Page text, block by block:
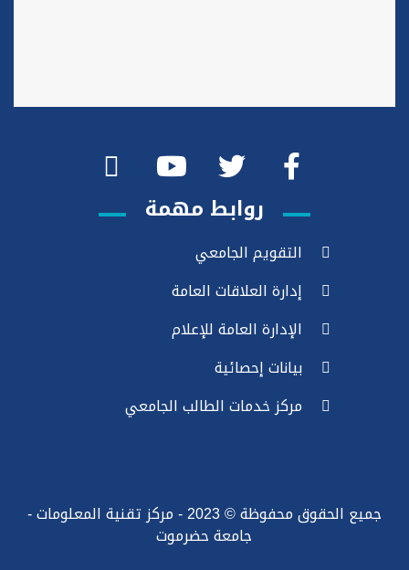
روابط مهمة
التقويم الجامعي
إدارة العلاقات العامة
الإدارة العامة للإعلام
بيانات إحصائية
مركز خدمات الطالب الجامعي
جميع الحقوق محفوظة © 2023 - مركز تقنية المعلومات -
جامعة حضرموت